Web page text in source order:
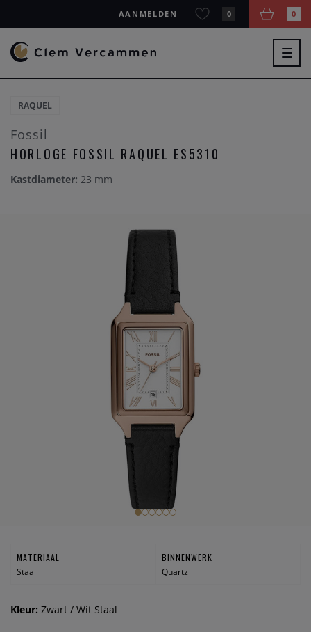
AANMELDEN 0 0
RAQUEL
Fossil
HORLOGE FOSSIL RAQUEL ES5310
Kastdiameter: 23 mm
MATERIAAL
Staal
BINNENWERK
Quartz
Kleur: Zwart / Wit Staal